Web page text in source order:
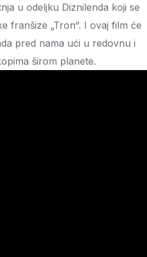
u odeljku Diznilenda koji se
franšize „Tron“. I ovaj film će
pred nama ući u redovnu i
širom planete.